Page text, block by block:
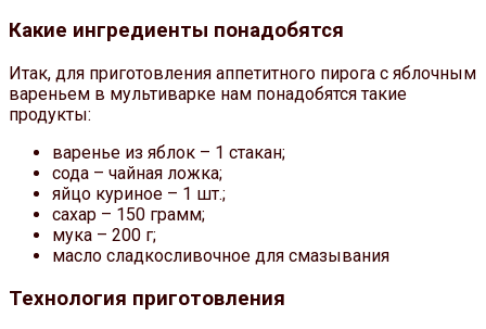
Какие ингредиенты понадобятся
Итак, для приготовления аппетитного пирога с яблочным
вареньем в мультиварке нам понадобятся такие
продукты:
варенье из яблок – 1 стакан;
сода – чайная ложка;
яйцо куриное – 1 шт.;
сахар – 150 грамм;
мука – 200 г;
масло сладкосливочное для смазывания
Технология приготовления